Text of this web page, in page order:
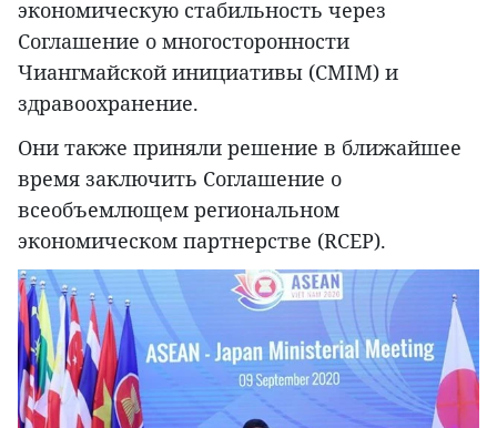
экономическую стабильность через
Соглашение о многосторонности
Чиангмайской инициативы (CMIM) и
здравоохранение.
Они также приняли решение в ближайшее
время заключить Соглашение о
всеобъемлющем региональном
экономическом партнерстве (RCEP).